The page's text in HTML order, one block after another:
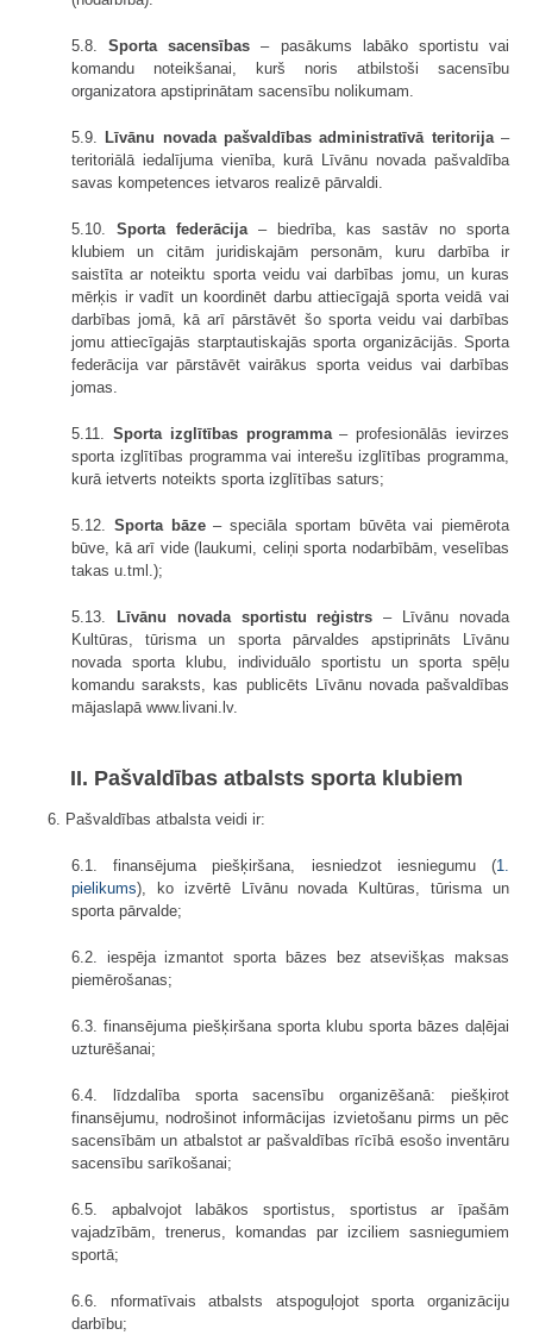
5.8.Sporta sacensības – pasākums labāko sportistu vai
komandu noteikšanai, kurš noris atbilstoši sacensību
organizatora apstiprinātam sacensību nolikumam.
5.9.Līvānu novada pašvaldības administratīvā teritorija–
teritoriālā iedalījuma vienība, kurā Līvānu novada pašvaldība
savas kompetences ietvaros realizē pārvaldi.
5.10. Sporta federācija– biedrība, kas sastāv no sporta
klubiem un citām juridiskajām personām, kuru darbība ir
saistīta ar noteiktu sporta veidu vai darbības jomu, un kuras
mērķis ir vadīt un koordinēt darbu attiecīgajā sporta veidā vai
darbības jomā, kā arī pārstāvēt šo sporta veidu vai darbības
jomu attiecīgajās starptautiskajās sporta organizācijās. Sporta
federācija var pārstāvēt vairākus sporta veidus vai darbības
jomas.
5.11. Sporta izglītības programma– profesionālās ievirzes
sporta izglītības programma vai interešu izglītības programma,
kurā ietverts noteikts sporta izglītības saturs;
5.12. Sporta bāze– speciāla sportam būvēta vai piemērota
būve, kā arī vide (laukumi, celiņi sporta nodarbībām, veselības
takas u.tml.);
5.13. Līvānu novada sportistu reģistrs – Līvānu novada
Kultūras, tūrisma un sporta pārvaldes apstiprināts Līvānu
novada sporta klubu, individuālo sportistu un sporta spēļu
komandu saraksts, kas publicēts Līvānu novada pašvaldības
mājaslapā www.livani.lv.
II. Pašvaldības atbalsts sporta klubiem
6. Pašvaldības atbalsta veidi ir:
6.1. finansējuma piešķiršana, iesniedzot iesniegumu (1.
pielikums), ko izvērtē Līvānu novada Kultūras, tūrisma un
sporta pārvalde;
6.2. iespēja izmantot sporta bāzes bez atsevišķas maksas
piemērošanas;
6.3. finansējuma piešķiršana sporta klubu sporta bāzes daļējai
uzturēšanai;
6.4. līdzdalība sporta sacensību organizēšanā: piešķirot
finansējumu, nodrošinot informācijas izvietošanu pirms un pēc
sacensībām un atbalstot ar pašvaldības rīcībā esošo inventāru
sacensību sarīkošanai;
6.5. apbalvojot labākos sportistus, sportistus ar īpašām
vajadzībām, trenerus, komandas par izciliem sasniegumiem
sportā;
6.6. nformatīvais atbalsts atspoguļojot sporta organizāciju
darbību;